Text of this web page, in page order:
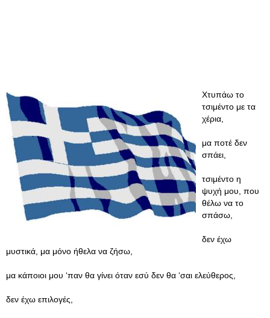
Χτυπάω το
τσιμέντο με τα
χέρια,
μα ποτέ δεν
σπάει,
τσιμέντο η
ψυχή μου, που
θέλω να το
σπάσω,
δεν έχω
μυστικά, μα μόνο ήθελα να ζήσω,
μα κάποιοι μου ‘παν θα γίνει όταν εσύ δεν θα ‘σαι ελεύθερος,
δεν έχω επιλογές,